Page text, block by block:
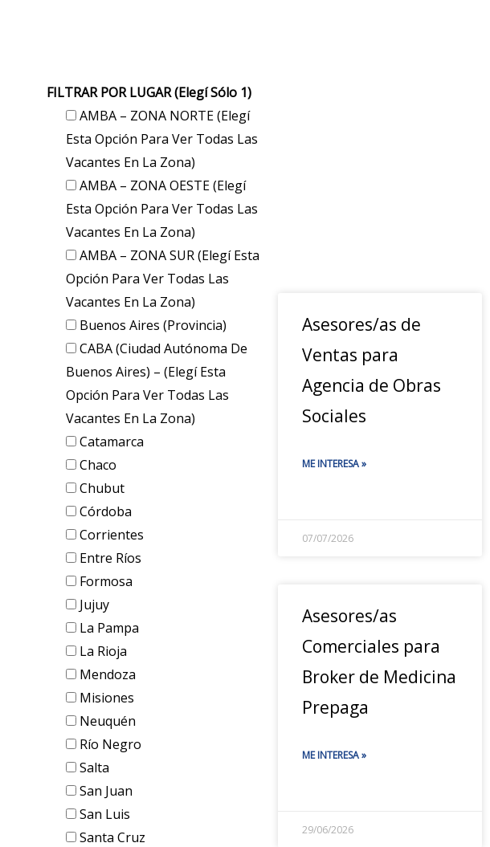
FILTRAR POR LUGAR (elegí Sólo 1)
AMBA – ZONA NORTE (elegí
Esta Opción Para Ver Todas Las
Vacantes En La Zona)
AMBA – ZONA OESTE (elegí
Esta Opción Para Ver Todas Las
Vacantes En La Zona)
AMBA – ZONA SUR (elegí Esta
Opción Para Ver Todas Las
Vacantes En La Zona)
Buenos Aires (provincia)
CABA (Ciudad Autónoma De
Buenos Aires) – (elegí Esta
Opción Para Ver Todas Las
Vacantes En La Zona)
Catamarca
Chaco
Chubut
Córdoba
Corrientes
Entre Ríos
Formosa
Jujuy
La Pampa
La Rioja
Mendoza
Misiones
Neuquén
Río Negro
Salta
San Juan
San Luis
Santa Cruz
Asesores/as de
Ventas para
Agencia de Obras
Sociales
ME INTERESA »
07/07/2026
Asesores/as
Comerciales para
Broker de Medicina
Prepaga
ME INTERESA »
29/06/2026